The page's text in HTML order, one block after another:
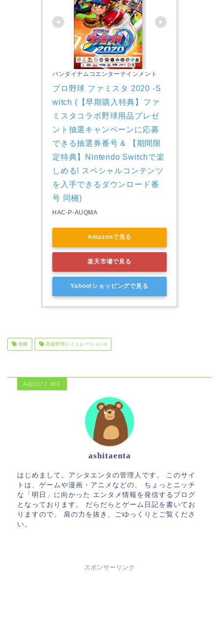
バンダイナムコエンターテインメント
プロ野球 ファミスタ 2020 -S
witch (【早期購入特典】ファ
ミスタコラボ野球用品プレゼ
ント抽選キャンペーンに応募
できる抽選券番号 & 【期間限
定特典】Nintendo Switchで楽
しめる! スペシャルコンテンツ
を入手できるダウンロード番
号 同梱)
HAC-P-AUQMA
Amazonで見る
楽天市場で見る
Yahoo!ショッピングで見る
攻略 高校野球シミュレーション4
ABOUT ME
ashitaenta
はじめまして。アシタエンタの管理人です。 このサイ
トは、ゲームや漫画・アニメなどの、 ちょっとニッチ
な「明日」に向かった エンタメ情報を発信するブログ
となっております。 だらだらとゲーム日記を書いてお
りますので、 肩の力を抜き、ごゆっくりとご覧くださ
い。
スポンサーリンク